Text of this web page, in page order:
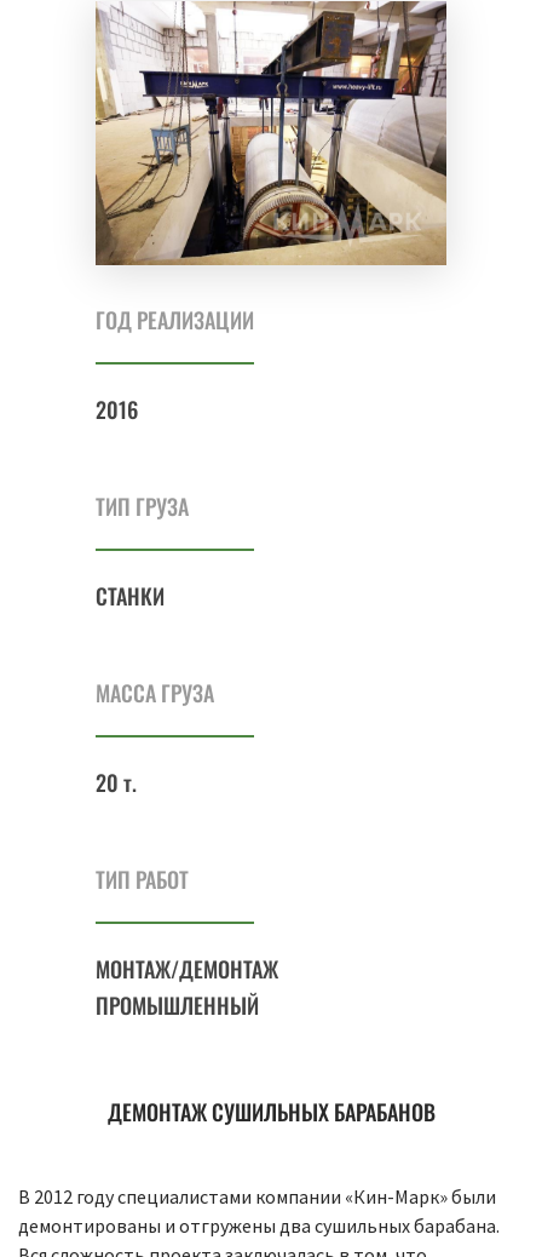
ГОД РЕАЛИЗАЦИИ
2016
ТИП ГРУЗА
СТАНКИ
МАССА ГРУЗА
20 т.
ТИП РАБОТ
МОНТАЖ/ДЕМОНТАЖ
ПРОМЫШЛЕННЫЙ
ДЕМОНТАЖ СУШИЛЬНЫХ БАРАБАНОВ
В 2012 году специалистами компании «Кин-Марк» были
демонтированы и отгружены два сушильных барабана.